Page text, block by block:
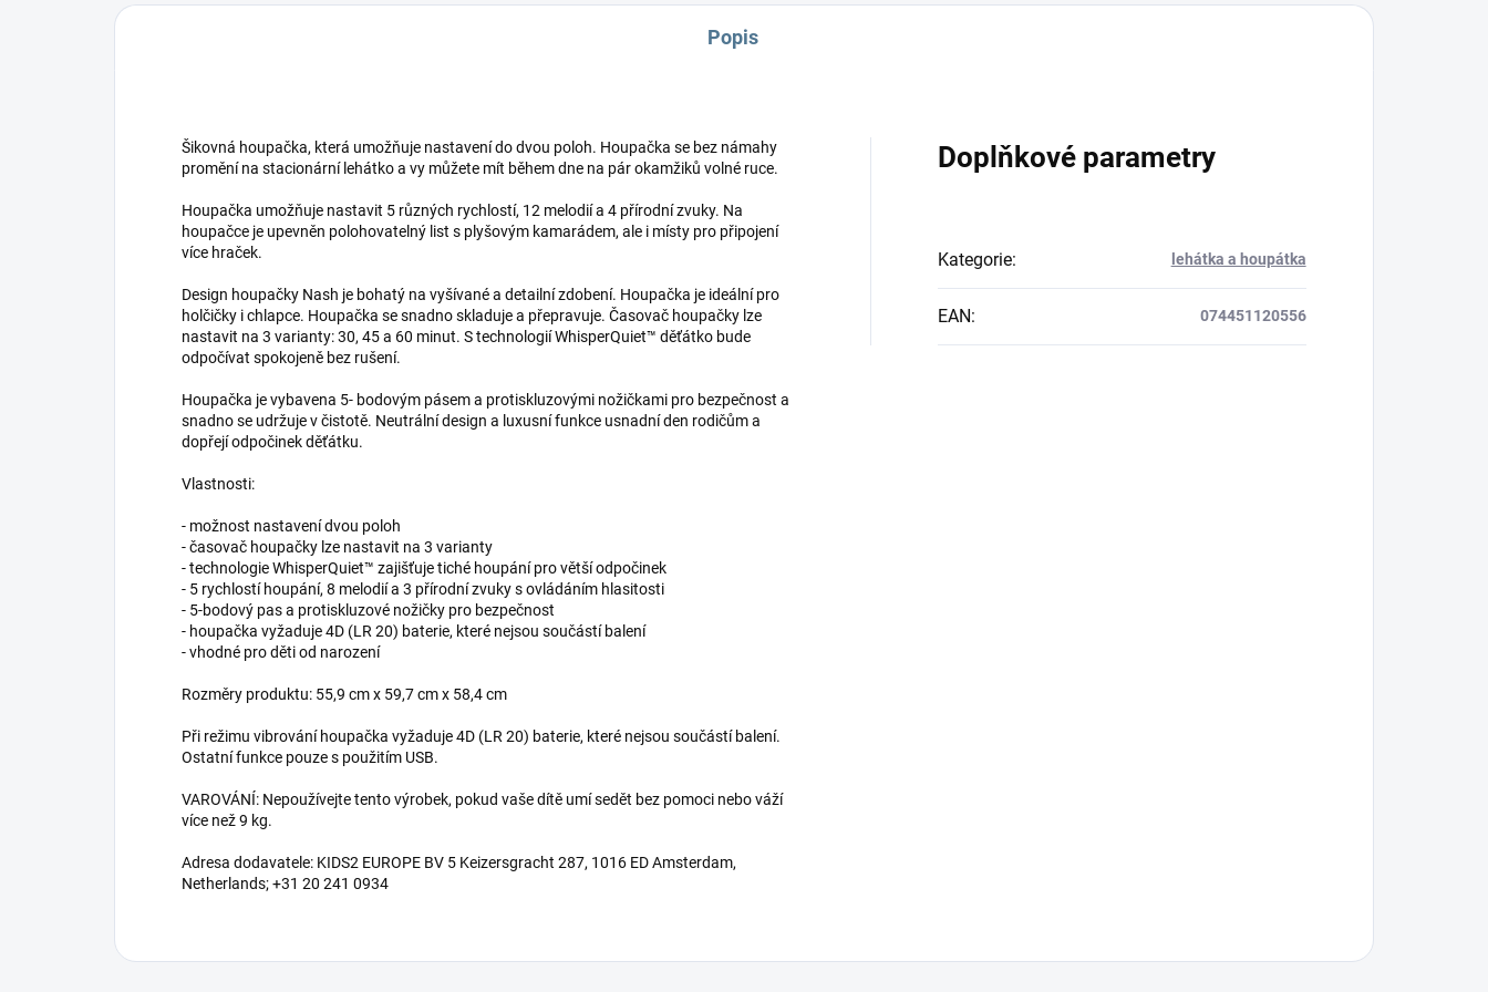
Popis
Šikovná houpačka, která umožňuje nastavení do dvou poloh. Houpačka se bez námahy
promění na stacionární lehátko a vy můžete mít během dne na pár okamžiků volné ruce.
Houpačka umožňuje nastavit 5 různých rychlostí, 12 melodií a 4 přírodní zvuky. Na
houpačce je upevněn polohovatelný list s plyšovým kamarádem, ale i místy pro připojení
více hraček.
Design houpačky Nash je bohatý na vyšívané a detailní zdobení. Houpačka je ideální pro
holčičky i chlapce. Houpačka se snadno skladuje a přepravuje. Časovač houpačky lze
nastavit na 3 varianty: 30, 45 a 60 minut. S technologií WhisperQuiet™ děťátko bude
odpočívat spokojeně bez rušení.
Houpačka je vybavena 5- bodovým pásem a protiskluzovými nožičkami pro bezpečnost a
snadno se udržuje v čistotě. Neutrální design a luxusní funkce usnadní den rodičům a
dopřejí odpočinek děťátku.
Vlastnosti:
- možnost nastavení dvou poloh
- časovač houpačky lze nastavit na 3 varianty
- technologie WhisperQuiet™ zajišťuje tiché houpání pro větší odpočinek
- 5 rychlostí houpání, 8 melodií a 3 přírodní zvuky s ovládáním hlasitosti
- 5-bodový pas a protiskluzové nožičky pro bezpečnost
- houpačka vyžaduje 4D (LR 20) baterie, které nejsou součástí balení
- vhodné pro děti od narození
Rozměry produktu: 55,9 cm x 59,7 cm x 58,4 cm
Při režimu vibrování houpačka vyžaduje 4D (LR 20) baterie, které nejsou součástí balení.
Ostatní funkce pouze s použitím USB.
VAROVÁNÍ: Nepoužívejte tento výrobek, pokud vaše dítě umí sedět bez pomoci nebo váží
více než 9 kg.
Adresa dodavatele: KIDS2 EUROPE BV 5 Keizersgracht 287, 1016 ED Amsterdam,
Netherlands; +31 20 241 0934
Doplňkové parametry
Kategorie: lehátka a houpátka
EAN: 074451120556